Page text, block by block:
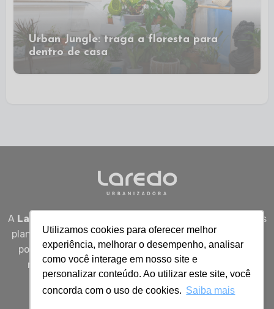
Utilizamos cookies para oferecer melhor
experiência, melhorar o desempenho, analisar
como você interage em nosso site e
personalizar conteúdo. Ao utilizar este site, você
concorda com o uso de cookies. Saiba mais
Urban Jungle: traga a floresta para
dentro de casa ​
A Laredo Urbanizadora
desenvolve empreendimentos
planejados em Sergipe, unindo qualidade, segurança e
potencial real de valorização para quem busca viver
melhor, investir bem e construir patrimônio com
inteligência.